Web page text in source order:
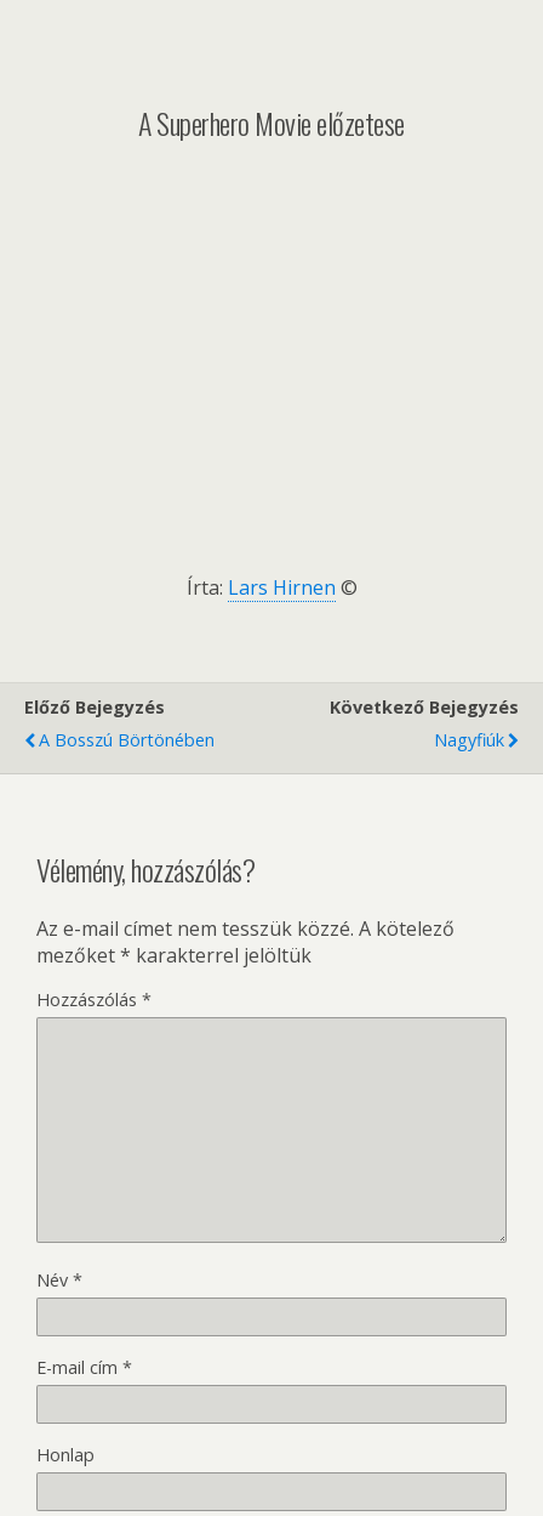
A Superhero Movie előzetese
Írta: Lars Hirnen ©
Előző Bejegyzés
A Bosszú Börtönében
Következő Bejegyzés
Nagyfiúk
Vélemény, hozzászólás?
Az e-mail címet nem tesszük közzé. A kötelező
mezőket* karakterrel jelöltük
Hozzászólás *
Név *
E-mail cím *
Honlap